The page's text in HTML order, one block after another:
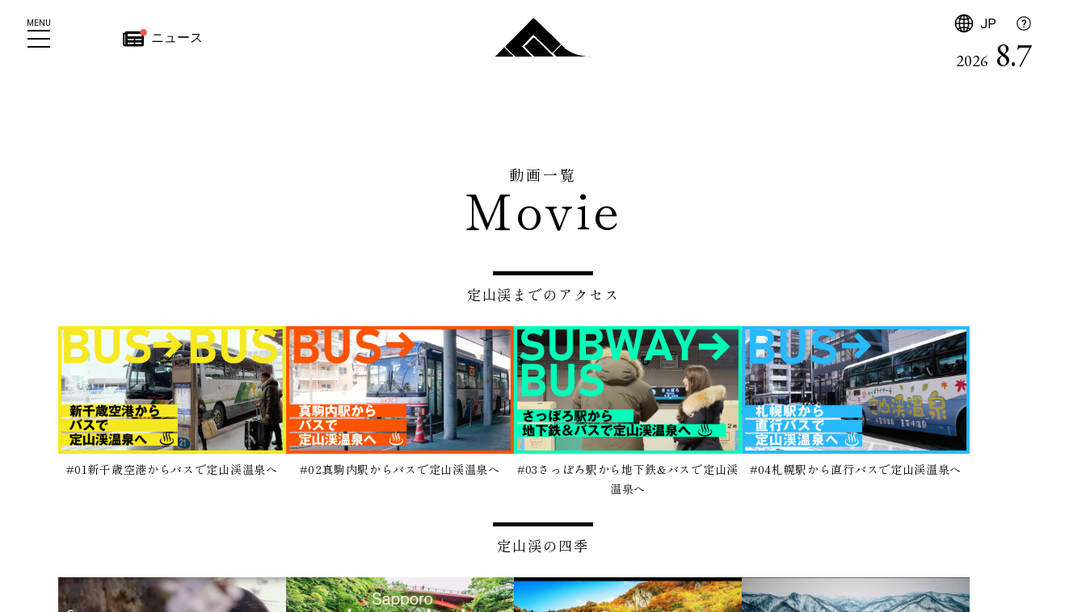
ニュース
JP日本語
MENU
2026 8.7
動画一覧
Movie
定山渓までのアクセス
#01新千歳空港からバスで定山渓温泉へ #02真駒内駅からバスで定山渓温泉へ
#03さっぽろ駅から地下鉄&バスで定山渓
温泉へ
#04札幌駅から直行バスで定山渓温泉へ
定山渓の四季